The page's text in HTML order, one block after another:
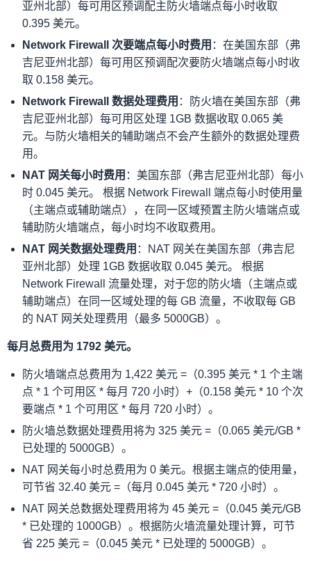
亚州北部）每可用区预调配主防火墙端点每小时收取
0.395 美元。
Network Firewall 次要端点每小时费用 ：在美国东部（弗
吉尼亚州北部）每可用区预调配次要防火墙端点每小时收
取 0.158 美元。
Network Firewall 数据处理费用 ：防火墙在美国东部（弗
吉尼亚州北部）每可用区处理 1GB 数据收取 0.065 美
元。与防火墙相关的辅助端点不会产生额外的数据处理费
用。
NAT 网关每小时费用 ：美国东部（弗吉尼亚州北部）每小
时 0.045 美元。 根据 Network Firewall 端点每小时使用量
（主端点或辅助端点），在同一区域预置主防火墙端点或
辅助防火墙端点，每小时均不收取费用。
NAT 网关数据处理费用 ：NAT 网关在美国东部（弗吉尼
亚州北部）处理 1GB 数据收取 0.045 美元。 根据
Network Firewall 流量处理，对于您的防火墙（主端点或
辅助端点）在同一区域处理的每 GB 流量，不收取每 GB
的 NAT 网关处理费用（最多 5000GB）。
每月总费用为 1792 美元。
防火墙端点总费用为 1,422 美元 =（0.395 美元 * 1 个主端
点 * 1 个可用区 * 每月 720 小时）+（0.158 美元 * 10 个次
要端点 * 1 个可用区 * 每月 720 小时）。
防火墙总数据处理费用将为 325 美元 =（0.065 美元/GB *
已处理的 5000GB）。
NAT 网关每小时总费用为 0 美元。根据主端点的使用量，
可节省 32.40 美元 =（每月 0.045 美元 * 720 小时）。
NAT 网关总数据处理费用将为 45 美元 =（0.045 美元/GB
* 已处理的 1000GB）。根据防火墙流量处理计算，可节
省 225 美元 =（0.045 美元 * 已处理的 5000GB）。